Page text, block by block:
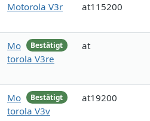
Motorola V3r at115200
Bestätigt
Mo
torola V3re
at
Bestätigt
Mo
torola V3v
at19200